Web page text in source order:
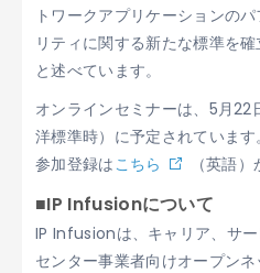
トワークアプリケーションの
リティに関する新たな標準を
と述べています。
オンラインセミナーは、5月
洋標準時）に予定されていま
参加登録はこちら （英語）
■IP Infusionについて
IP Infusionは、キャリア、サ
センター事業者向けオープン